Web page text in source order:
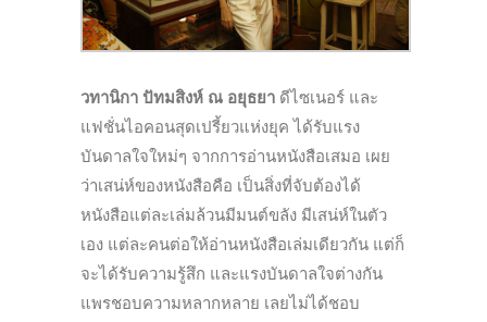
วทานิกา ปัทมสิงห์ ณ อยุธยา ดีไซเนอร์ และ
แฟชั่นไอคอนสุดเปรี้ยวแห่งยุค ได้รับแรง
บันดาลใจใหม่ๆ จากการอ่านหนังสือเสมอ เผย
ว่าเสน่ห์ของหนังสือคือ เป็นสิ่งที่จับต้องได้
หนังสือแต่ละเล่มล้วนมีมนต์ขลัง มีเสน่ห์ในตัว
เอง แต่ละคนต่อให้อ่านหนังสือเล่มเดียวกัน แต่ก็
จะได้รับความรู้สึก และแรงบันดาลใจต่างกัน
แพรชอบความหลากหลาย เลยไม่ได้ชอบ